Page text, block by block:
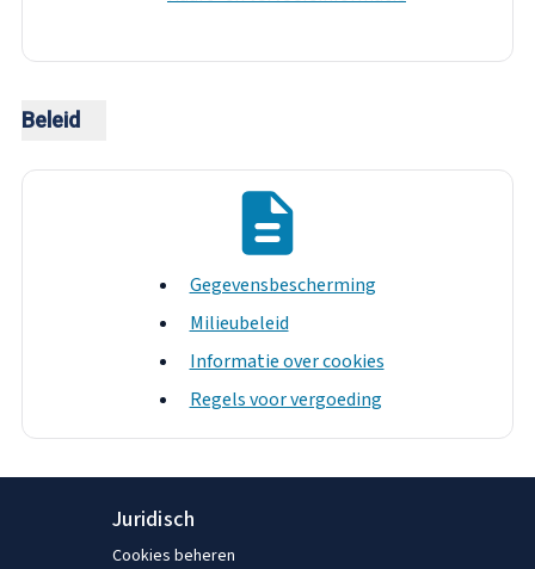
Beleid
Gegevensbescherming
Milieubeleid
Informatie over cookies
Regels voor vergoeding
Juridisch
Cookies beheren